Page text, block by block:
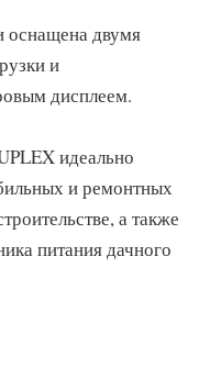
16А и силовой
потребителей.
оснащена двумя
и
дисплеем.
идеально
и ремонтных
а также
питания дачного